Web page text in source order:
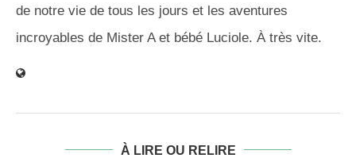
de notre vie de tous les jours et les aventures
incroyables de Mister A et bébé Luciole. À très vite.
À LIRE OU RELIRE